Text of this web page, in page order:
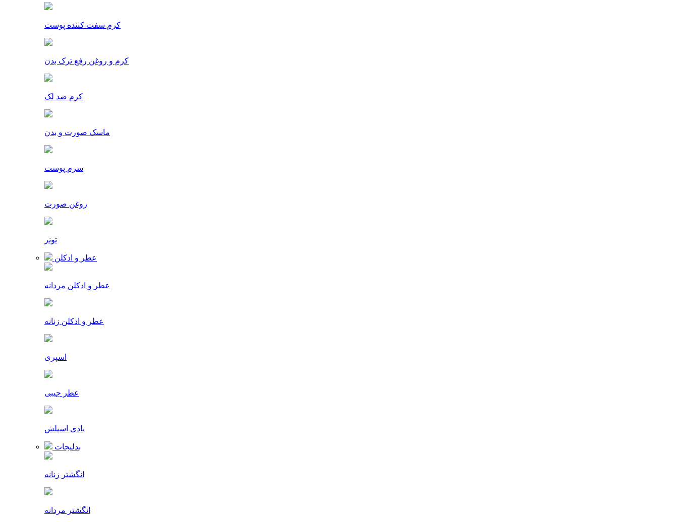
کرم سفت کننده پوست
کرم و روغن رفع ترک بدن
کرم ضد لک
ماسک صورت و بدن
سرم پوست
روغن صورت
تونر
عطر و ادکلن
عطر و ادکلن مردانه
عطر و ادکلن زنانه
اسپری
عطر جیبی
بادی اسپلش
بدلیجات
انگشتر زنانه
انگشتر مردانه